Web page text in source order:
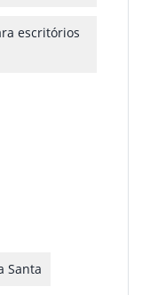
escritórios
Santa